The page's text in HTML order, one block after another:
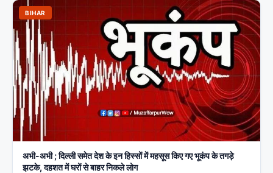
BIHAR
अभी-अभी ; दिल्ली समेत देश के इन हिस्सों में महसूस किए गए भूकंप के तगड़े
झटके, दहशत में घरों से बाहर निकले लोग